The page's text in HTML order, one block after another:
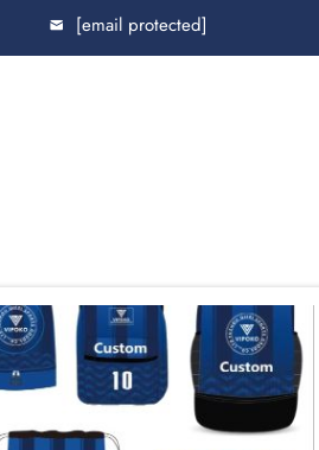
[email protected]